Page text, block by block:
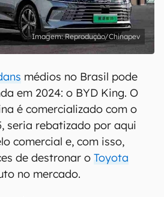
Reprodução/Chinapev
médios no Brasil pode
em 2024: o BYD King. O
é comercializado com o
seria rebatizado por aqui
comercial e, com isso,
de destronar o Toyota
no mercado.